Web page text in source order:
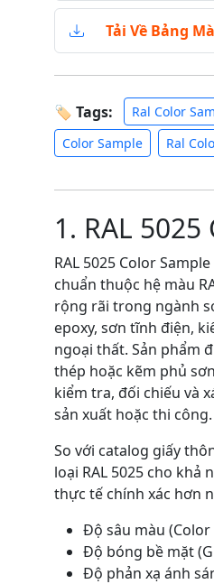
Tải Về Bảng
🏷 Tags: Ral Color
Color Sample
Ral
1. RAL
RAL 5025 Color
chuẩn thuộc hệ màu
rộng rãi trong ngành
epoxy, sơn tĩnh điện,
ngoại thất. Sản phẩm
thép hoặc kẽm phủ
kiểm tra, đối chiếu và
sản xuất hoặc thi công.
So với catalog giấy
loại RAL 5025 cho khả
thực tế chính xác hơn
Độ sâu màu
Độ bóng bề mặt
Độ phản xạ ánh